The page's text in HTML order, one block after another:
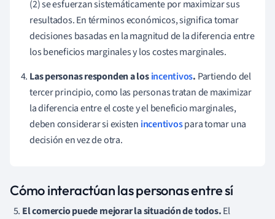
(2) se esfuerzan sistemáticamente por maximizar sus
resultados. En términos económicos, significa tomar
decisiones basadas en la magnitud de la diferencia entre
los beneficios marginales y los costes marginales.
Las personas responden a losincentivos. Partiendo del
tercer principio, como las personas tratan de maximizar
la diferencia entre el coste y el beneficio marginales,
deben considerar si existen incentivospara tomar una
decisión en vez de otra.
Cómo interactúan las personas entre sí
El comercio puede mejorar la situación de todos.El